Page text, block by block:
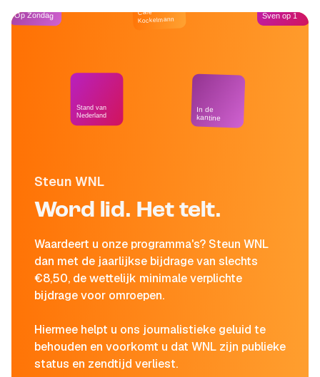
Steun WNL
Word lid. Het telt.
Waardeert u onze programma's? Steun WNL
dan met de jaarlijkse bijdrage van slechts
€8,50, de wettelijk minimale verplichte
bijdrage voor omroepen.
Hiermee helpt u ons journalistieke geluid te
behouden en voorkomt u dat WNL zijn publieke
status en zendtijd verliest.
Op Zondag
Stand van
Nederland
Café
Kockelmann
In de
kantine
Sven op 1